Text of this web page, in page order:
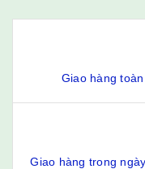
Giao hàng
Giao hàng trong